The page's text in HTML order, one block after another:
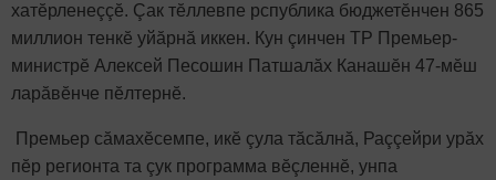
хатӗрленеççӗ. Çак тӗллевпе рспублика бюджетӗнчен 865
миллион тенкӗ уйăрнă иккен. Кун çинчен ТР Премьер-
министрӗ Алексей Песошин Патшалăх Канашӗн 47-мӗш
ларăвӗнче пӗлтернӗ.
Премьер сăмахӗсемпе, икӗ çула тăсăлнă, Раççейри урăх
пӗр регионта та çук программа вӗçленнӗ, унпа